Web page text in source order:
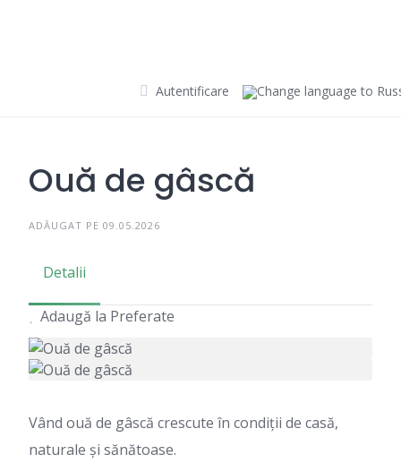
Autentificare
Ouă de gâscă
ADĂUGAT PE 09.05.2026
Detalii
Adaugă la Preferate
Vând ouă de gâscă crescute în condiții de casă,
naturale și sănătoase.